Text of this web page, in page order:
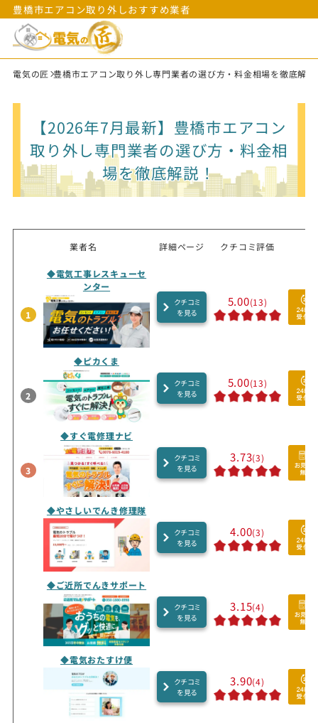
豊橋市エアコン取り外しおすすめ業者
電気の匠 豊橋市エアコン取り外し専門業者の選び方・料金相場を徹底解説
【2026年7月最新】豊橋市エアコン
取り外し専門業者の選び方・料金相
場を徹底解説！
業者名 詳細ページ クチコミ評価
1
◆電気工事レスキューセ
ンター
クチコミ
を見る
5.00(13)
2
◆ピカくま
クチコミ
を見る
5.00(13)
3
◆すぐ電修理ナビ
クチコミ
を見る
3.73(3)
◆やさしいでんき修理隊
クチコミ
を見る
4.00(3)
◆ご近所でんきサポート
クチコミ
を見る
3.15(4)
◆電気おたすけ便
クチコミ
を見る
3.90(4)